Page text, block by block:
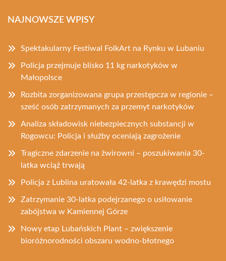
NAJNOWSZE WPISY
Spektakularny Festiwal FolkArt na Rynku w Lubaniu
Policja przejmuje blisko 11 kg narkotyków w
Małopolsce
Rozbita zorganizowana grupa przestępcza w regionie –
sześć osób zatrzymanych za przemyt narkotyków
Analiza składowisk niebezpiecznych substancji w
Rogowcu: Policja i służby oceniają zagrożenie
Tragiczne zdarzenie na żwirowni – poszukiwania 30-
latka wciąż trwają
Policja z Lublina uratowała 42-latka z krawędzi mostu
Zatrzymanie 30-latka podejrzanego o usiłowanie
zabójstwa w Kamiennej Górze
Nowy etap Lubańskich Plant – zwiększenie
bioróżnorodności obszaru wodno-błotnego